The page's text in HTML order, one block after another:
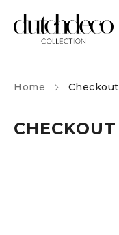
Home Checkout
CHECKOUT